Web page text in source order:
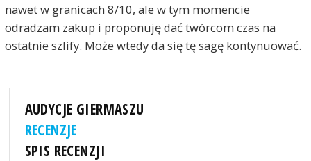
nawet w granicach 8/10, ale w tym momencie
odradzam zakup i proponuję dać twórcom czas na
ostatnie szlify. Może wtedy da się tę sagę kontynuować.
AUDYCJE GIERMASZU
RECENZJE
SPIS RECENZJI